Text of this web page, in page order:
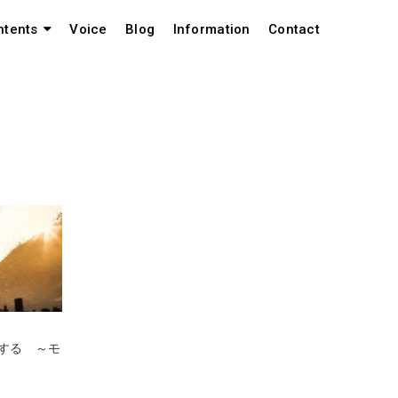
Voice Blog Information Contact
る ～モ